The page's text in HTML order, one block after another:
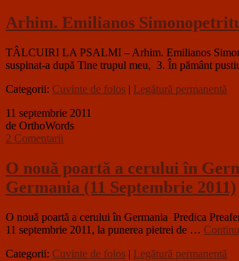
Arhim. Emilianos
TÂLCUIRI LA PSALMI – Arhim. Emilianos
suspinat-a după Tine trupul meu, 3. În pământ
Categorii: Cuvinte de folos | Legătură permanentă
11 septembrie 2011
de OrthoWords
2 Comentarii
O nouă poartă a cerului în
Germania (11 Septembrie 2011)
O nouă poartă a cerului în Germania Predica
11 septembrie 2011, la punerea pietrei de …
Categorii: Cuvinte de folos | Legătură permanentă